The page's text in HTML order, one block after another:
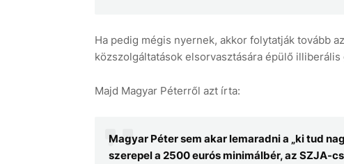
Ha pedig mégis nyernek, akkor folytatják tovább
közszolgáltatások elsorvasztására épülő illiberális
Majd Magyar Péterről azt írta:
Magyar Péter sem akar lemaradni a „ki tud
szerepel a 2500 eurós minimálbér, az SZJA-